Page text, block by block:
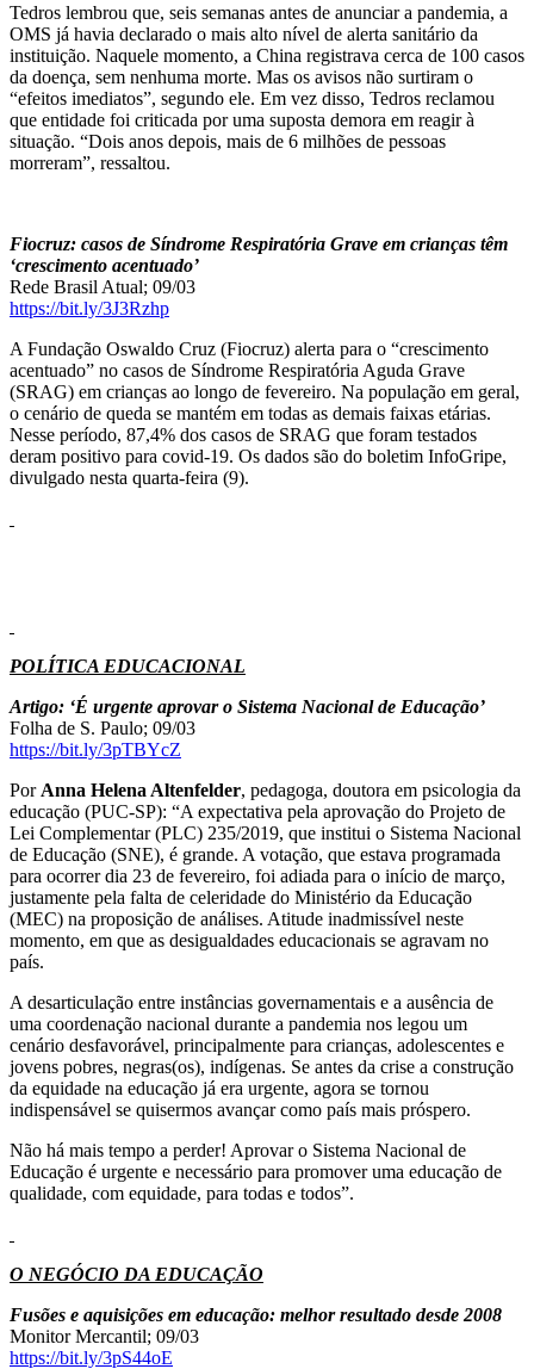
Tedros lembrou que, seis semanas antes de anunciar a pandemia, a
OMS já havia declarado o mais alto nível de alerta sanitário da
instituição. Naquele momento, a China registrava cerca de 100 casos
da doença, sem nenhuma morte. Mas os avisos não surtiram o
“efeitos imediatos”, segundo ele. Em vez disso, Tedros reclamou
que entidade foi criticada por uma suposta demora em reagir à
situação. “Dois anos depois, mais de 6 milhões de pessoas
morreram”, ressaltou.
Fiocruz: casos de Síndrome Respiratória Grave em crianças têm
‘crescimento acentuado’
Rede Brasil Atual; 09/03
https://bit.ly/3J3Rzhp
A Fundação Oswaldo Cruz (Fiocruz) alerta para o “crescimento
acentuado” no casos de Síndrome Respiratória Aguda Grave
(SRAG) em crianças ao longo de fevereiro. Na população em geral,
o cenário de queda se mantém em todas as demais faixas etárias.
Nesse período, 87,4% dos casos de SRAG que foram testados
deram positivo para covid-19. Os dados são do boletim InfoGripe,
divulgado nesta quarta-feira (9).
POLÍTICA EDUCACIONAL
Artigo: ‘É urgente aprovar o Sistema Nacional de Educação’
Folha de S. Paulo; 09/03
https://bit.ly/3pTBYcZ
Por Anna Helena Altenfelder, pedagoga, doutora em psicologia da
educação (PUC-SP): “A expectativa pela aprovação do Projeto de
Lei Complementar (PLC) 235/2019, que institui o Sistema Nacional
de Educação (SNE), é grande. A votação, que estava programada
para ocorrer dia 23 de fevereiro, foi adiada para o início de março,
justamente pela falta de celeridade do Ministério da Educação
(MEC) na proposição de análises. Atitude inadmissível neste
momento, em que as desigualdades educacionais se agravam no
país.
A desarticulação entre instâncias governamentais e a ausência de
uma coordenação nacional durante a pandemia nos legou um
cenário desfavorável, principalmente para crianças, adolescentes e
jovens pobres, negras(os), indígenas. Se antes da crise a construção
da equidade na educação já era urgente, agora se tornou
indispensável se quisermos avançar como país mais próspero.
Não há mais tempo a perder! Aprovar o Sistema Nacional de
Educação é urgente e necessário para promover uma educação de
qualidade, com equidade, para todas e todos”.
O NEGÓCIO DA EDUCAÇÃO
Fusões e aquisições em educação: melhor resultado desde 2008
Monitor Mercantil; 09/03
https://bit.ly/3pS44oE